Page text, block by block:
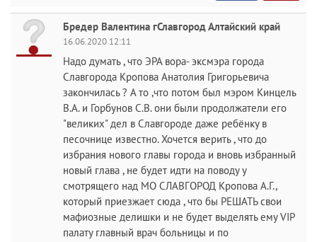
Бредер Валентина гСлавгород Алтайский край
16.06.2020 12:11
Надо думать , что ЭРА вора- эксмэра города
Славгорода Кропова Анатолия Григорьевича
закончилась ? А то ,что потом был мэром Кинцель
В.А. и Горбунов С.В. они были продолжатели его
"великих" дел в Славгороде даже ребёнку в
песочнице известно. Хочется верить , что до
избрания нового главы города и вновь избранный
новый глава , не будет идти на поводу у
смотрящего над МО СЛАВГОРОД Кропова А.Г.,
который приезжает сюда , что бы РЕШАТЬ свои
мафиозные делишки и не будет выделять ему VIP
палату главный врач больницы и по